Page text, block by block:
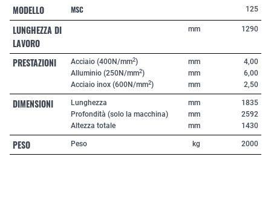
MODELLO MSC 125
LUNGHEZZA DI
LAVORO
mm 1290
PRESTAZIONI Acciaio (400N/mm2)
Alluminio (250N/mm2)
Acciaio inox (600N/mm2)
mm
mm
mm
4,00
6,00
2,50
DIMENSIONI
Lunghezza
Profondità (solo la macchina)
Altezza totale
mm
mm
mm
1835
2592
1430
PESO Peso kg 2000